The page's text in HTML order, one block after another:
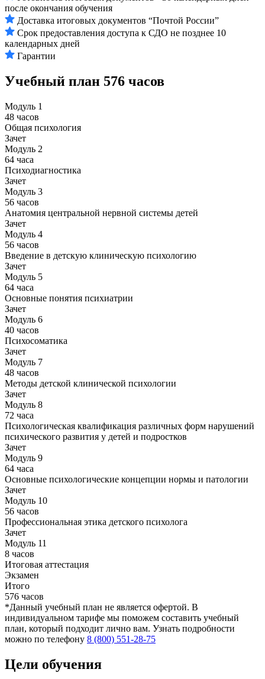
после окончания обучения
Доставка итоговых документов “Почтой России”
Срок предоставления доступа к СДО не позднее 10
календарных дней
Гарантии
Учебный план 576 часов
Модуль 1
48 часов
Общая психология
Зачет
Модуль 2
64 часа
Психодиагностика
Зачет
Модуль 3
56 часов
Анатомия центральной нервной системы детей
Зачет
Модуль 4
56 часов
Введение в детскую клиническую психологию
Зачет
Модуль 5
64 часа
Основные понятия психиатрии
Зачет
Модуль 6
40 часов
Психосоматика
Зачет
Модуль 7
48 часов
Методы детской клинической психологии
Зачет
Модуль 8
72 часа
Психологическая квалификация различных форм нарушений
психического развития у детей и подростков
Зачет
Модуль 9
64 часа
Основные психологические концепции нормы и патологии
Зачет
Модуль 10
56 часов
Профессиональная этика детского психолога
Зачет
Модуль 11
8 часов
Итоговая аттестация
Экзамен
Итого
576 часов
*Данный учебный план не является офертой. В
индивидуальном тарифе мы поможем составить учебный
план, который подходит лично вам. Узнать подробности
можно по телефону 8 (800) 551-28-75
Цели обучения